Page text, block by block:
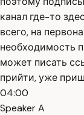
канал где-то
всего, на
необходимость
может писать
прийти, уже
04:00
Speaker A